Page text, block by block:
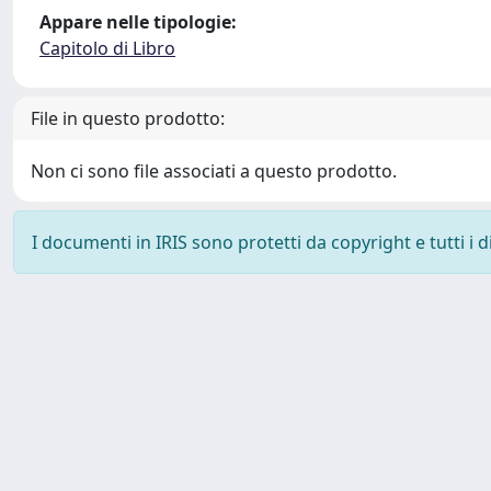
Appare nelle tipologie:
Capitolo di Libro
File in questo prodotto:
Non ci sono file associati a questo prodotto.
I documenti in IRIS sono protetti da copyright e tutti i